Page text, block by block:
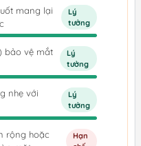
mang lại
Lý
tưởng
bảo vệ mắt
Lý
tưởng
nhẹ với
Lý
tưởng
rộng hoặc
Hạn